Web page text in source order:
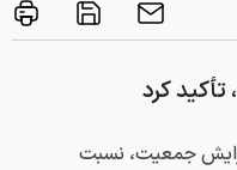
کرد
جمعیت، نسبت